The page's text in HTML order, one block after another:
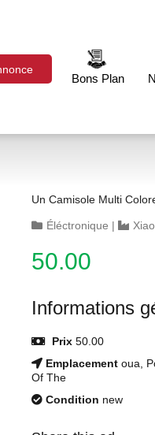
Bons Plan
Un Camisole Multi
Éléctronique |
50.00
Informations
Prix 50.00
Emplacement oua,
Of The
Condition new